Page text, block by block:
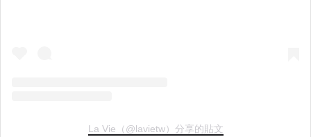
La Vie（@lavietw）分享的貼文